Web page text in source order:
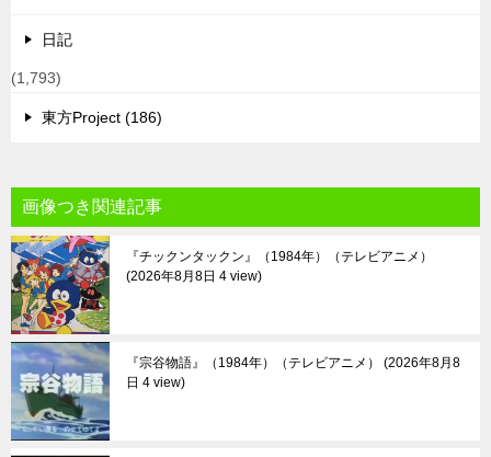
日記
(1,793)
東方Project (186)
画像つき関連記事
『チックンタックン』（1984年）（テレビアニメ）
2026年8月8日 4 view
『宗谷物語』（1984年）（テレビアニメ）
2026年8月8
日 4 view